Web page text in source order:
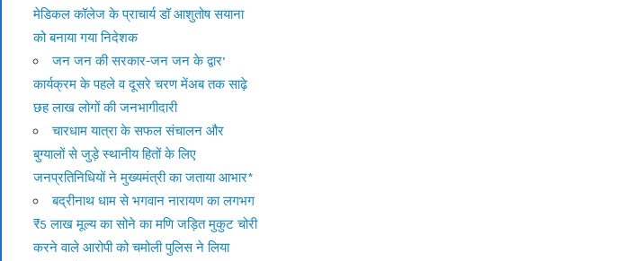
मेडिकल कॉलेज के प्राचार्य डॉ आशुतोष सयाना
को बनाया गया निदेशक
जन जन की सरकार-जन जन के द्वार’
कार्यक्रम के पहले व दूसरे चरण मेंअब तक साढ़े
छह लाख लोगों की जनभागीदारी
चारधाम यात्रा के सफल संचालन और
बुग्यालों से जुड़े स्थानीय हितों के लिए
जनप्रतिनिधियों ने मुख्यमंत्री का जताया आभार*
बद्रीनाथ धाम से भगवान नारायण का लगभग
₹5 लाख मूल्य का सोने का मणि जड़ित मुकुट चोरी
करने वाले आरोपी को चमोली पुलिस ने लिया